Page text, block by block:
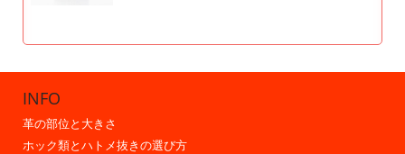
INFO
革の部位と大きさ
ホック類とハトメ抜きの選び方